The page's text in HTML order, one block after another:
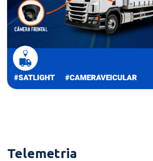
Telemetria